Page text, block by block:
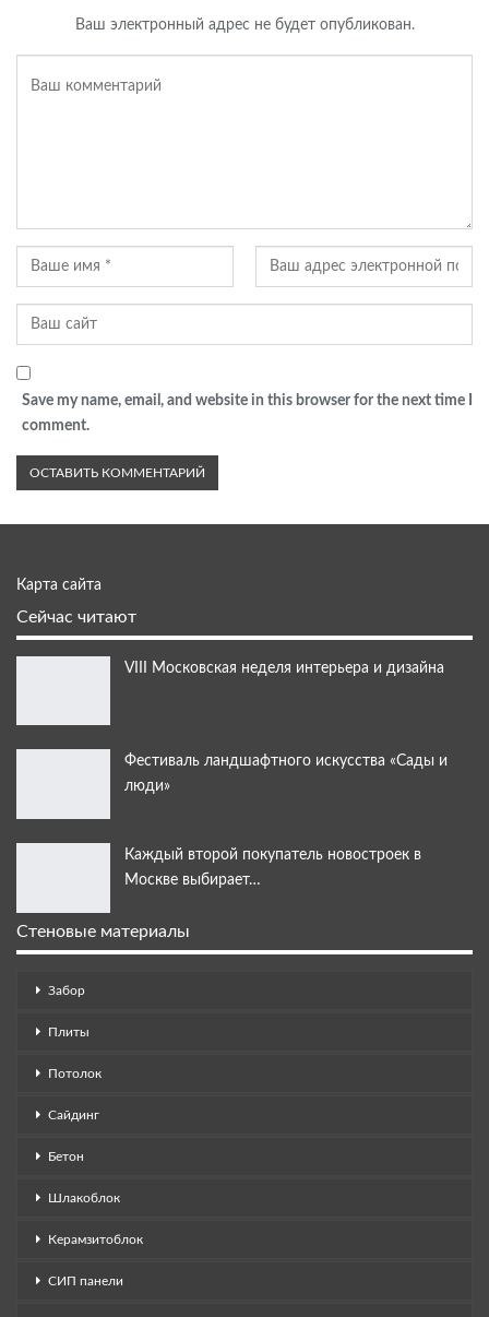
Ваш электронный адрес не будет опубликован.
Save my name, email, and website in this browser for the next time I
comment.
Карта сайта
Сейчас читают
VIII Московская неделя интерьера и дизайна
Фестиваль ландшафтного искусства «Сады и
люди»
Каждый второй покупатель новостроек в
Москве выбирает…
Стеновые материалы
Забор
Плиты
Потолок
Сайдинг
Бетон
Шлакоблок
Керамзитоблок
СИП панели